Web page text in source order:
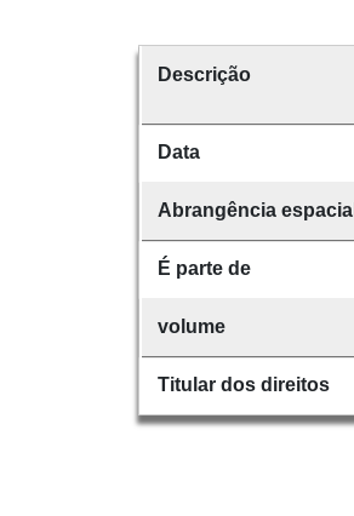
Descrição
Data
Abrangência espacial
É parte de
volume
Titular dos direitos